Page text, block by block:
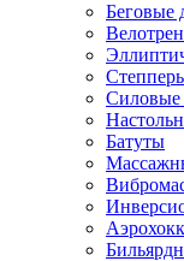
Беговые
Силовые
Батуты